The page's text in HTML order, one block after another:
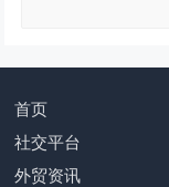
首页
社交平台
外贸资讯